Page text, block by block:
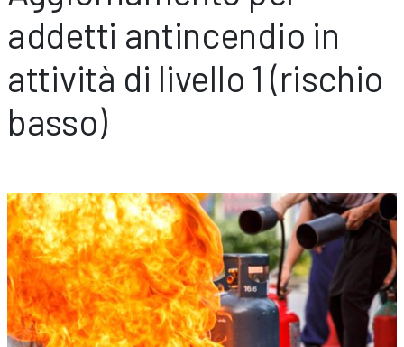
addetti antincendio in
attività di livello 1 (rischio
basso)